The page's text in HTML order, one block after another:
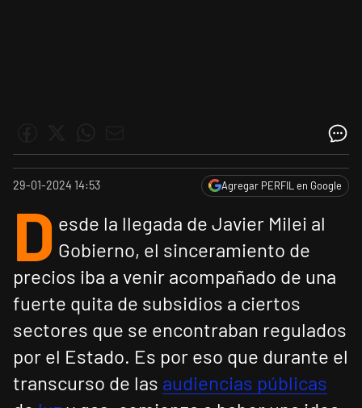
29-01-2024 14:53 Agregar PERFIL en Google
D esde la llegada de Javier Milei al
Gobierno, el sinceramiento de
precios iba a venir acompañado de una
fuerte quita de subsidios a ciertos
sectores que se encontraban regulados
por el Estado. Es por eso que durante el
transcurso de las audiencias públicas